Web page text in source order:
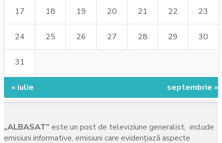
17 18 19 20 21 22 23
24 25 26 27 28 29 30
31
« iulie septembrie »
„ALBASAT” este un post de televiziune generalist, include
emisiuni informative, emisiuni care evidenţiază aspecte